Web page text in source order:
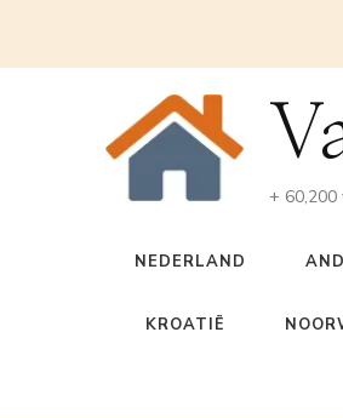
+
NEDERLAND
KROATIË